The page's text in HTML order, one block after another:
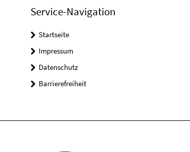
Service-Navigation
Startseite
Impressum
Datenschutz
Barrierefreiheit